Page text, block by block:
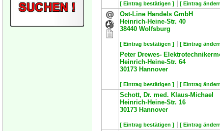
[ Eintrag bestätigen ] [ Eintrag
Ost-Line Handels GmbH
Heinrich-Heine-Str. 40
38440 Wolfsburg
[ Eintrag bestätigen ] [ Eintrag
Peter Drewes-
Heinrich-Heine-Str. 64
30173 Hannover
[ Eintrag bestätigen ] [ Eintrag
Schott, Dr. med. Klaus-Michael
Heinrich-Heine-Str. 16
30173 Hannover
[ Eintrag bestätigen ] [ Eintrag